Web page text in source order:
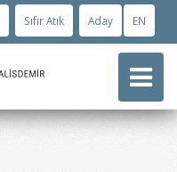
Sıfır Atık Aday EN